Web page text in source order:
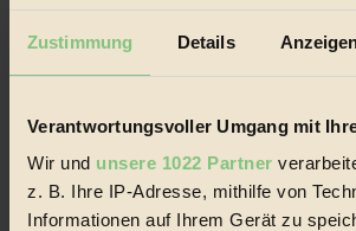
Zustimmung Details
Verantwortungsvoller Umgang mit
Wir und unsere 1022 Partner
z. B. Ihre IP-Adresse, mithilfe von
Informationen auf Ihrem Gerät zu
Social Media
22.601 Fans auf Facebook
3.415 Follower auf Twitter
Themen
Bio